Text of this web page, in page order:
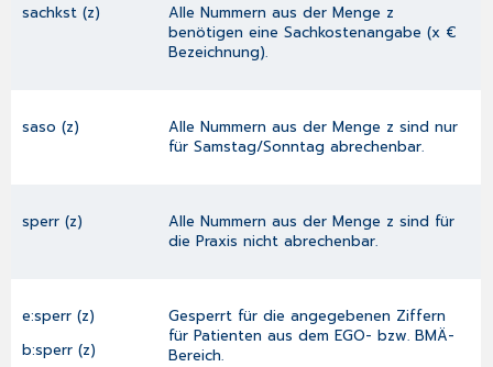
sachkst (z)
Alle Nummern aus der Menge z
benötigen eine Sachkostenangabe (x €
Bezeichnung).
saso (z)
Alle Nummern aus der Menge z sind nur
für Samstag/Sonntag abrechenbar.
sperr (z)
Alle Nummern aus der Menge z sind für
die Praxis nicht abrechenbar.
e:sperr (z)
b:sperr (z)
Gesperrt für die angegebenen Ziffern
für Patienten aus dem EGO- bzw. BMÄ-
Bereich.